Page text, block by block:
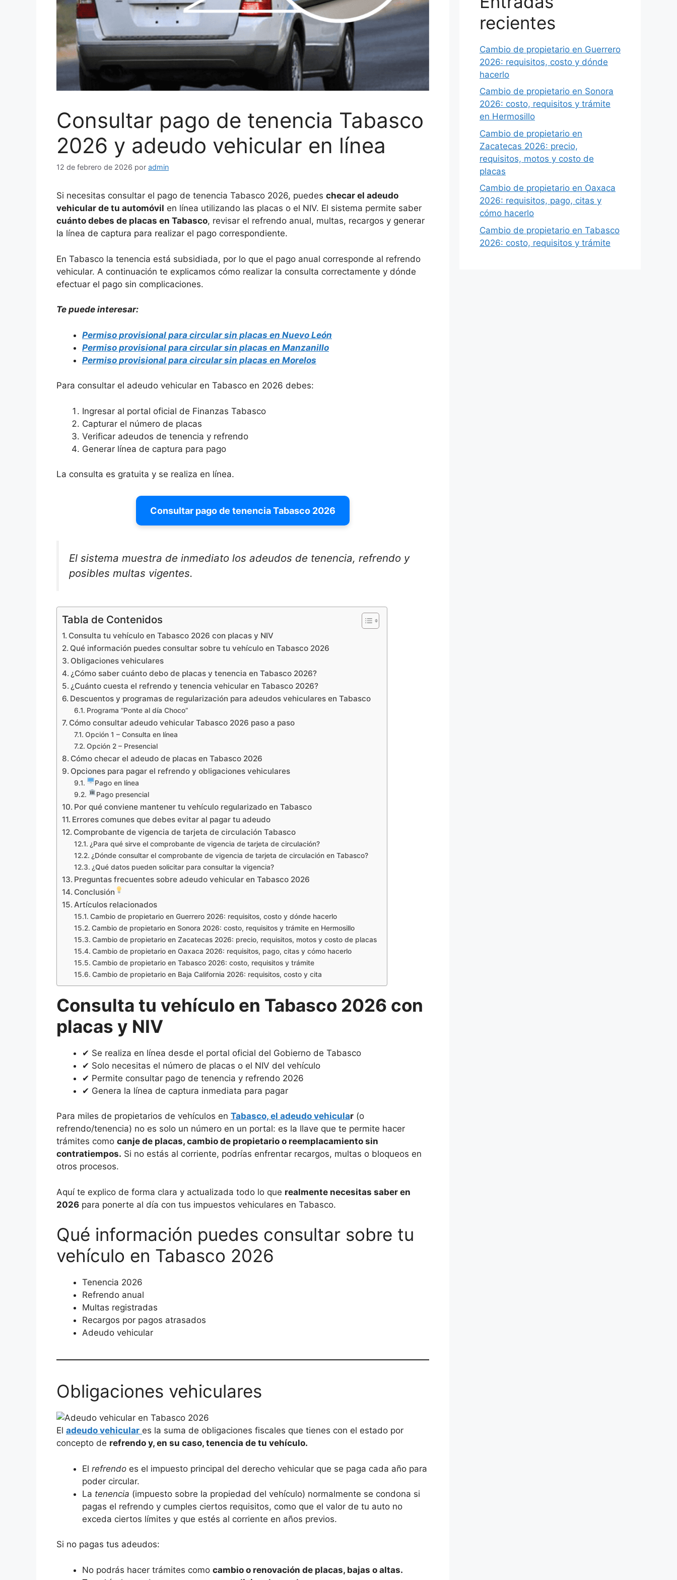
Consultar pago de tenencia Tabasco
2026 y adeudo vehicular en línea
12 de febrero de 2026 por admin
Si necesitas consultar el pago de tenencia Tabasco 2026, puedes checar el adeudo
vehicular de tu automóvil en línea utilizando las placas o el NIV. El sistema permite saber
cuánto debes de placas en Tabasco, revisar el refrendo anual, multas, recargos y generar
la línea de captura para realizar el pago correspondiente.
En Tabasco la tenencia está subsidiada, por lo que el pago anual corresponde al refrendo
vehicular. A continuación te explicamos cómo realizar la consulta correctamente y dónde
efectuar el pago sin complicaciones.
Te puede interesar:
Permiso provisional para circular sin placas en Nuevo León
Permiso provisional para circular sin placas en Manzanillo
Permiso provisional para circular sin placas en Morelos
Para consultar el adeudo vehicular en Tabasco en 2026 debes:
Ingresar al portal oficial de Finanzas Tabasco
Capturar el número de placas
Verificar adeudos de tenencia y refrendo
Generar línea de captura para pago
La consulta es gratuita y se realiza en línea.
Consultar pago de tenencia Tabasco 2026
El sistema muestra de inmediato los adeudos de tenencia, refrendo y
posibles multas vigentes.
Tabla de Contenidos
Consulta tu vehículo en Tabasco 2026 con placas y NIV
Qué información puedes consultar sobre tu vehículo en Tabasco 2026
Obligaciones vehiculares
¿Cómo saber cuánto debo de placas y tenencia en Tabasco 2026?
¿Cuánto cuesta el refrendo y tenencia vehicular en Tabasco 2026?
Descuentos y programas de regularización para adeudos vehiculares en Tabasco
Programa “Ponte al día Choco”
Cómo consultar adeudo vehicular Tabasco 2026 paso a paso
Opción 1 – Consulta en línea
Opción 2 – Presencial
Cómo checar el adeudo de placas en Tabasco 2026
Opciones para pagar el refrendo y obligaciones vehiculares
Pago en línea
Pago presencial
Por qué conviene mantener tu vehículo regularizado en Tabasco
Errores comunes que debes evitar al pagar tu adeudo
Comprobante de vigencia de tarjeta de circulación Tabasco
¿Para qué sirve el comprobante de vigencia de tarjeta de circulación?
¿Dónde consultar el comprobante de vigencia de tarjeta de circulación en Tabasco?
¿Qué datos pueden solicitar para consultar la vigencia?
Preguntas frecuentes sobre adeudo vehicular en Tabasco 2026
Conclusión
Artículos relacionados
Cambio de propietario en Guerrero 2026: requisitos, costo y dónde hacerlo
Cambio de propietario en Sonora 2026: costo, requisitos y trámite en Hermosillo
Cambio de propietario en Zacatecas 2026: precio, requisitos, motos y costo de placas
Cambio de propietario en Oaxaca 2026: requisitos, pago, citas y cómo hacerlo
Cambio de propietario en Tabasco 2026: costo, requisitos y trámite
Cambio de propietario en Baja California 2026: requisitos, costo y cita
Consulta tu vehículo en Tabasco 2026 con
placas y NIV
✔ Se realiza en línea desde el portal oficial del Gobierno de Tabasco
✔ Solo necesitas el número de placas o el NIV del vehículo
✔ Permite consultar pago de tenencia y refrendo 2026
✔ Genera la línea de captura inmediata para pagar
Para miles de propietarios de vehículos en Tabasco, el adeudo vehicular (o
refrendo/tenencia) no es solo un número en un portal: es la llave que te permite hacer
trámites como canje de placas, cambio de propietario o reemplacamiento sin
contratiempos. Si no estás al corriente, podrías enfrentar recargos, multas o bloqueos en
otros procesos.
Aquí te explico de forma clara y actualizada todo lo que realmente necesitas saber en
2026 para ponerte al día con tus impuestos vehiculares en Tabasco.
Qué información puedes consultar sobre tu
vehículo en Tabasco 2026
Tenencia 2026
Refrendo anual
Multas registradas
Recargos por pagos atrasados
Adeudo vehicular
Obligaciones vehiculares
El adeudo vehicular es la suma de obligaciones fiscales que tienes con el estado por
concepto de refrendo y, en su caso, tenencia de tu vehículo.
El refrendo es el impuesto principal del derecho vehicular que se paga cada año para
poder circular.
La tenencia (impuesto sobre la propiedad del vehículo) normalmente se condona si
pagas el refrendo y cumples ciertos requisitos, como que el valor de tu auto no
exceda ciertos límites y que estés al corriente en años previos.
Si no pagas tus adeudos:
No podrás hacer trámites como cambio o renovación de placas, bajas o altas.
recientes
Cambio de propietario en Guerrero
2026: requisitos, costo y dónde
hacerlo
Cambio de propietario en Sonora
2026: costo, requisitos y trámite
en Hermosillo
Cambio de propietario en
Zacatecas 2026: precio,
requisitos, motos y costo de
placas
Cambio de propietario en Oaxaca
2026: requisitos, pago, citas y
cómo hacerlo
Cambio de propietario en Tabasco
2026: costo, requisitos y trámite